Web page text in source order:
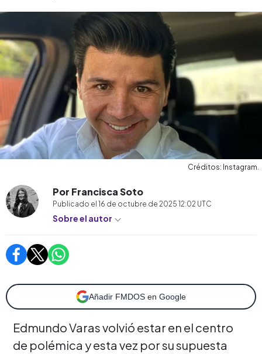
Créditos: Instagram.
Por Francisca Soto
Publicado el 16 de octubre de 2025 12:02 UTC
Sobre el autor
Añadir FMDOS en Google
Edmundo Varas volvió estar en el centro
de polémica y esta vez por su supuesta